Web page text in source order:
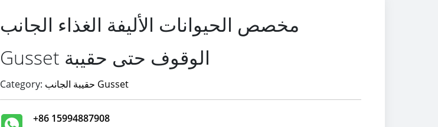
مخصص الحيوانات الأليفة الغذاء الجانب
Gusset الوقوف حتى حقيبة
Category: حقيبة الجانب Gusset
+86 15994887908